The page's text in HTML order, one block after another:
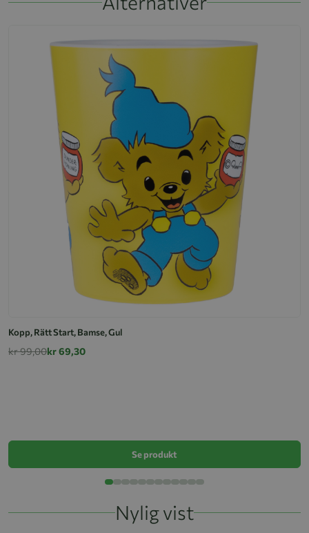
Kopp, Rätt Start, Bamse, Gul
kr 99,00kr 69,30
Se produkt
Nylig vist